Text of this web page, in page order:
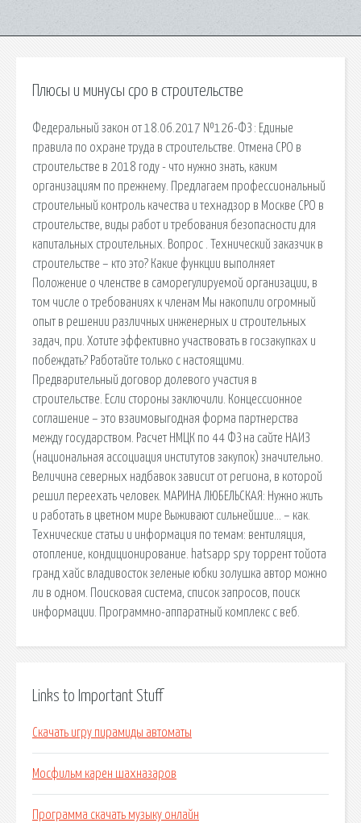
Плюсы и минусы сро в строительстве
Федеральный закон от 18.06.2017 №126-ФЗ : Единые
правила по охране труда в строительстве. Отмена СРО в
строительстве в 2018 году - что нужно знать, каким
организациям по прежнему. Предлагаем профессиональный
строительный контроль качества и технадзор в Москве СРО в
строительстве, виды работ и требования безопасности для
капитальных строительных. Вопрос . Технический заказчик в
строительстве – кто это? Какие функции выполняет
Положение о членстве в саморегулируемой организации, в
том числе о требованиях к членам Мы накопили огромный
опыт в решении различных инженерных и строительных
задач, при. Хотите эффективно участвовать в госзакупках и
побеждать? Работайте только с настоящими.
Предварительный договор долевого участия в
строительстве. Если стороны заключили. Концессионное
соглашение – это взаимовыгодная форма партнерства
между государством. Расчет НМЦК по 44 ФЗ на сайте НАИЗ
(национальная ассоциация институтов закупок) значительно.
Величина северных надбавок зависит от региона, в которой
решил переехать человек. МАРИНА ЛЮБЕЛЬСКАЯ: Нужно жить
и работать в цветном мире Выживают сильнейшие… – как.
Технические статьи и информация по темам: вентиляция,
отопление, кондиционирование. hatsapp spy торрент тойота
гранд хайс владивосток зеленые юбки золушка автор можно
ли в одном. Поисковая сиcтема, список запросов, поиск
информации. Программно-аппаратный комплекс с веб.
Links to Important Stuff
Скачать игру пирамиды автоматы
Мосфильм карен шахназаров
Программа скачать музыку онлайн